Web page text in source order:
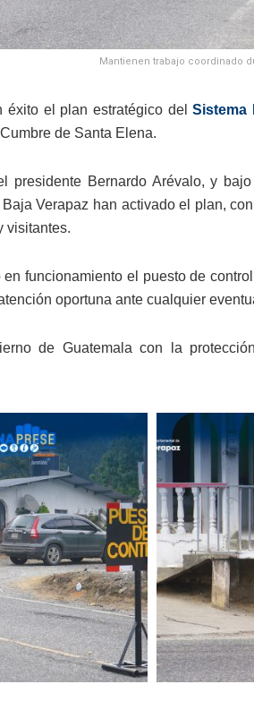
Mantienen trabajo coordinado
éxito el plan estratégico delSistema
de Santa Elena.
Bernardo Arévalo, y
Verapaz han activado el plan,
visitantes.
funcionamiento el puesto de
oportuna ante cualquier
de Guatemala con la